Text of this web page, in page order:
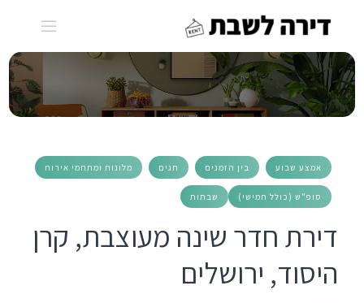
אמצע שבוע בין הזמנים חגים מלונות ומתחמי אירוח
סופ"ש (כולל חמישי) שבתות
דירת חדר שינה מעוצבת, קרן
היסוד, ירושלים